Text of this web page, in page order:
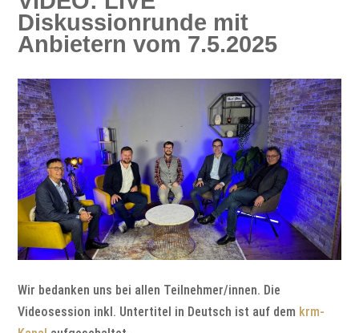
Diskussionrunde mit
Anbietern vom 7.5.2025
Wir bedanken uns bei allen Teilnehmer/innen. Die
Videosession inkl. Untertitel in Deutsch ist auf dem krm-